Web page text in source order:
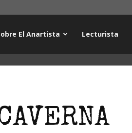
El Anartista Lecturista